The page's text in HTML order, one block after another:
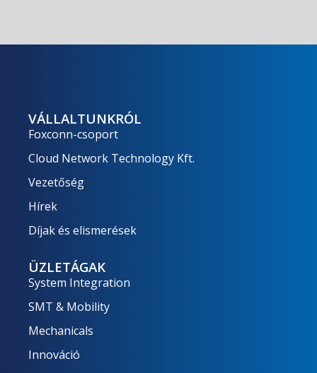
VÁLLALTUNKRÓL
Foxconn-csoport
Cloud Network Technology Kft.
Vezetőség
Hírek
Díjak és elismerések
ÜZLETÁGAK
System Integration
SMT & Mobility
Mechanicals
Innováció